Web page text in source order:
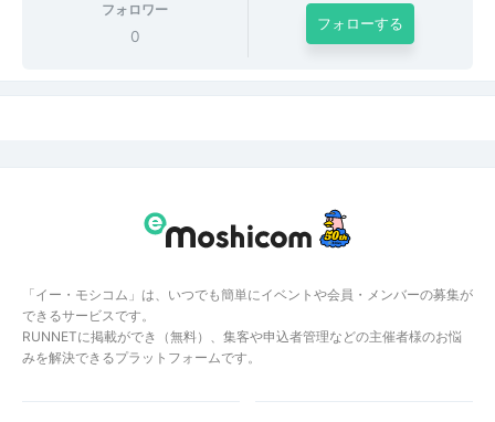
フォロワー
0
フォローする
「イー・モシコム」は、いつでも簡単にイベントや会員・メンバーの募集が
できるサービスです。
RUNNETに掲載ができ（無料）、集客や申込者管理などの主催者様のお悩
みを解決できるプラットフォームです。